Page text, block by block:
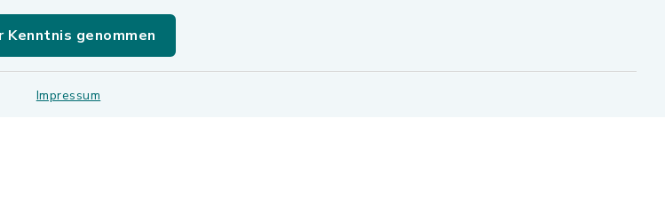
Kenntnis genommen
Impressum